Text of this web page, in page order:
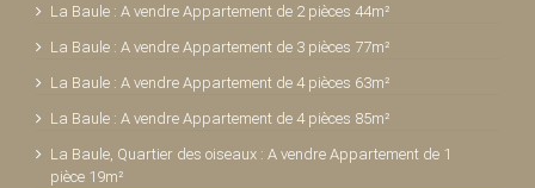
La Baule : A vendre Appartement de 2 pièces 44m²
La Baule : A vendre Appartement de 3 pièces 77m²
La Baule : A vendre Appartement de 4 pièces 63m²
La Baule : A vendre Appartement de 4 pièces 85m²
La Baule, Quartier des oiseaux : A vendre Appartement de 1
pièce 19m²